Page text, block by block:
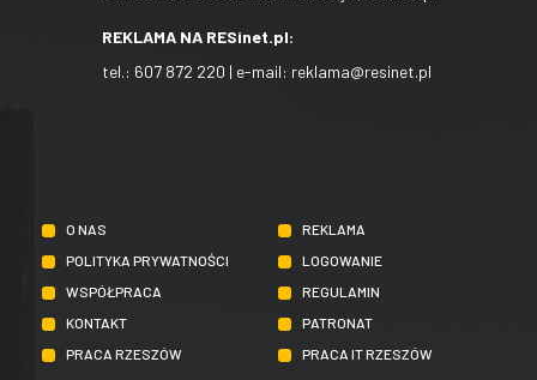
REKLAMA NA RESinet.pl:
tel.: 607 872 220 | e-mail: reklama@resinet.pl
O NAS
REKLAMA
POLITYKA PRYWATNOŚCI
LOGOWANIE
WSPÓŁPRACA
REGULAMIN
KONTAKT
PATRONAT
PRACA RZESZÓW
PRACA IT RZESZÓW